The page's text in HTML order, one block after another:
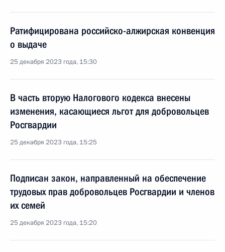
Ратифицирована российско-алжирская конвенция
о выдаче
25 декабря 2023 года, 15:30
В часть вторую Налогового кодекса внесены
изменения, касающиеся льгот для добровольцев
Росгвардии
25 декабря 2023 года, 15:25
Подписан закон, направленный на обеспечение
трудовых прав добровольцев Росгвардии и членов
их семей
25 декабря 2023 года, 15:20